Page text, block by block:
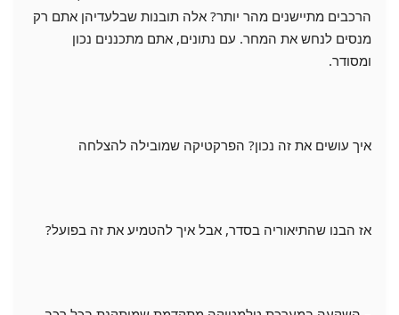
הרכבים מתיישנים מהר יותר? אלה תובנות שבלעדיהן אתם רק
מנסים לנחש את המחר. עם נתונים, אתם מתכננים נכון
ומסודר.
איך עושים את זה נכון? הפרקטיקה שמובילה להצלחה
אז הבנו שהתיאוריה בסדר, אבל איך להטמיע את זה בפועל?